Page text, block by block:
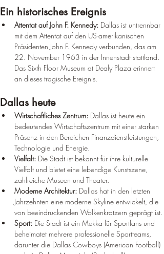
Ein historisches Ereignis
Attentat auf John F. Kennedy: Dallas ist untrennbar
mit dem Attentat auf den US-amerikanischen
Präsidenten John F. Kennedy verbunden, das am
22. November 1963 in der Innenstadt stattfand.
Das Sixth Floor Museum at Dealy Plaza erinnert
an dieses tragische Ereignis.
Dallas heute
Wirtschaftliches Zentrum: Dallas ist heute ein
bedeutendes Wirtschaftszentrum mit einer starken
Präsenz in den Bereichen Finanzdienstleistungen,
Technologie und Energie.
Vielfalt: Die Stadt ist bekannt für ihre kulturelle
Vielfalt und bietet eine lebendige Kunstszene,
zahlreiche Museen und Theater.
Moderne Architektur: Dallas hat in den letzten
Jahrzehnten eine moderne Skyline entwickelt, die
von beeindruckenden Wolkenkratzern geprägt ist.
Sport: Die Stadt ist ein Mekka für Sportfans und
beheimatet mehrere professionelle Sportteams,
darunter die Dallas Cowboys (American Football)